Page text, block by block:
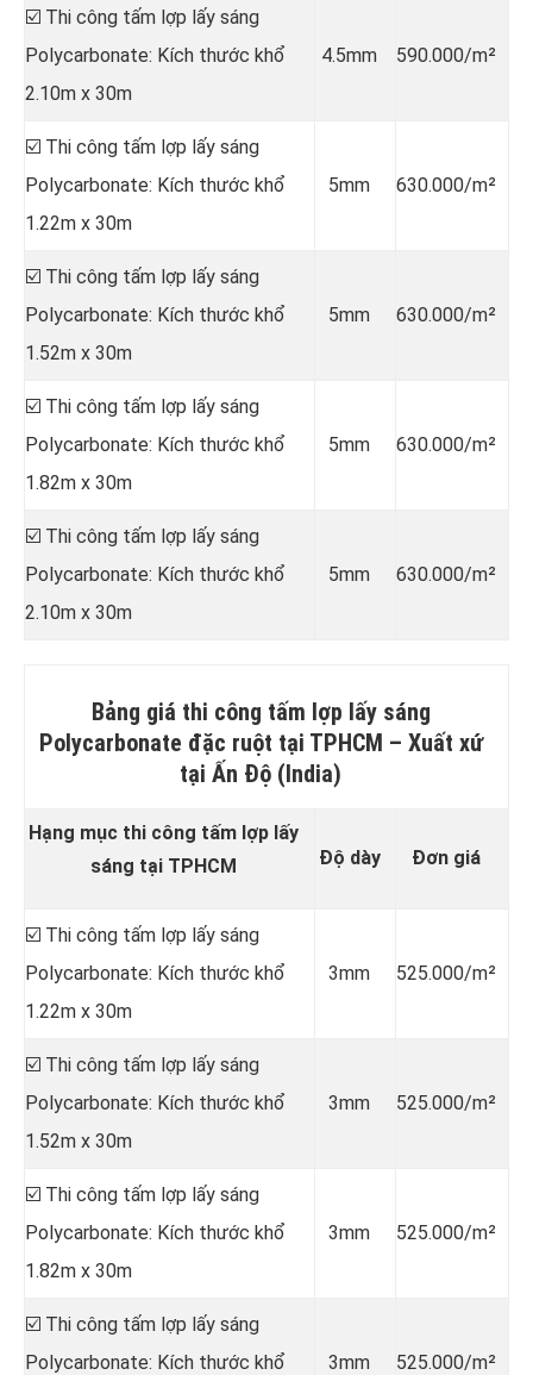
☑️ Thi công tấm lợp lấy sáng
Polycarbonate: Kích thước khổ
2.10m x 30m
4.5mm 590.000/m²
☑️ Thi công tấm lợp lấy sáng
Polycarbonate: Kích thước khổ
1.22m x 30m
5mm 630.000/m²
☑️ Thi công tấm lợp lấy sáng
Polycarbonate: Kích thước khổ
1.52m x 30m
5mm 630.000/m²
☑️ Thi công tấm lợp lấy sáng
Polycarbonate: Kích thước khổ
1.82m x 30m
5mm 630.000/m²
☑️ Thi công tấm lợp lấy sáng
Polycarbonate: Kích thước khổ
2.10m x 30m
5mm 630.000/m²
Bảng giá thi công tấm lợp lấy sáng
Polycarbonate đặc ruột tại TPHCM – Xuất xứ
tại Ấn Độ (India)
Hạng mục thi công tấm lợp lấy
sáng tại TPHCM
Độ dày Đơn giá
☑️ Thi công tấm lợp lấy sáng
Polycarbonate: Kích thước khổ
1.22m x 30m
3mm 525.000/m²
☑️ Thi công tấm lợp lấy sáng
Polycarbonate: Kích thước khổ
1.52m x 30m
3mm 525.000/m²
☑️ Thi công tấm lợp lấy sáng
Polycarbonate: Kích thước khổ
1.82m x 30m
3mm 525.000/m²
☑️ Thi công tấm lợp lấy sáng
Polycarbonate: Kích thước khổ
3mm 525.000/m²